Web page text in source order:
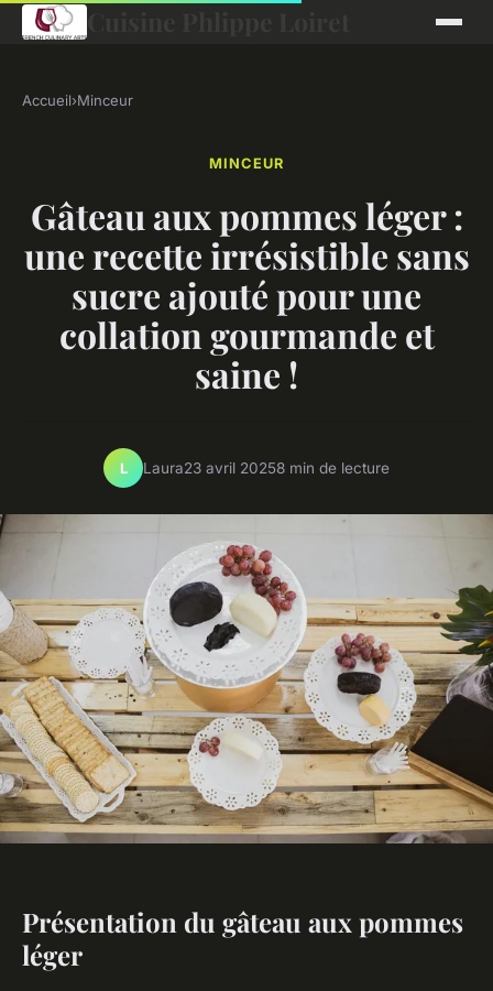
Accueil›Minceur
MINCEUR
Gâteau aux pommes léger :
une recette irrésistible sans
sucre ajouté pour une
collation gourmande et
saine !
L Laura23 avril 20258 min de lecture
Présentation du gâteau aux pommes
léger